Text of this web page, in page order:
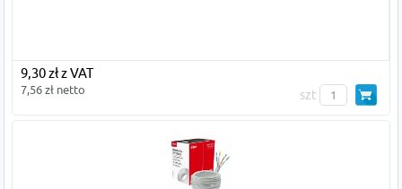
9,30 zł z VAT
7,56 zł netto szt